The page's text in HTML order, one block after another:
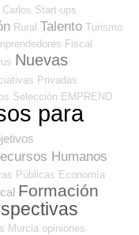
Start-ups
Rural Talento Turismo
Fiscal
Nuevas
Privadas
Selección EMPREND
para
Humanos
Públicas Economía
Formación
Murcia opiniones